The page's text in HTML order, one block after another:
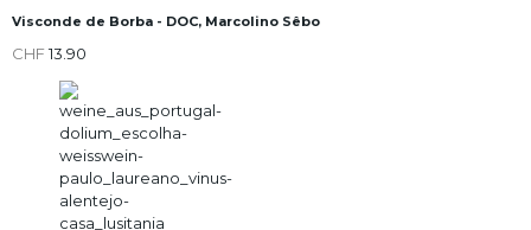
Visconde de Borba - DOC, Marcolino Sêbo
CHF13.90